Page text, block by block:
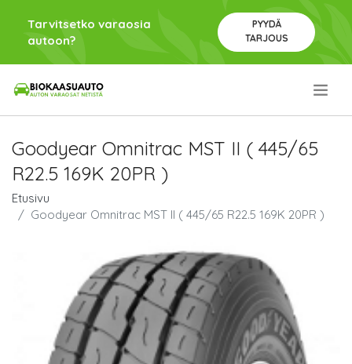
Tarvitsetko varaosia
autoon?
PYYDÄ
TARJOUS
Goodyear Omnitrac MST II ( 445/65
R22.5 169K 20PR )
Etusivu
Goodyear Omnitrac MST II ( 445/65 R22.5 169K 20PR )